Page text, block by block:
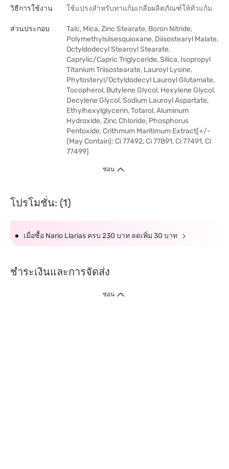
วิธีการใช้งาน ใช้แปรงสำหรับทาแก้มเกลี่ยผลิตภัณฑ์ให้ทั่วแก้ม
ส่วนประกอบ
Talc, Mica, Zinc Stearate, Boron Nitride,
Polymethylsilsesquioxane, Diisostearyl Malate,
Octyldodecyl Stearoyl Stearate,
Caprylic/Capric Triglyceride, Silica, Isopropyl
Titanium Triisostearate, Lauroyl Lysine,
Phytosteryl/Octyldodecyl Lauroyl Glutamate,
Tocopherol, Butylene Glycol, Hexylene Glycol,
Decylene Glycol, Sodium Lauroyl Aspartate,
Ethylhexylglycerin, Totarol, Aluminum
Hydroxide, Zinc Chloride, Phosphorus
Pentoxide, Crithmum Maritimum Extract[+/-
(May Contain): Ci 77492, Ci 77891, Ci 77491, Ci
77499]
ซ่อน
โปรโมชั่น: (1)
เมื่อซื้อ Nario Llarias ครบ 230 บาท ลดเพิ่ม 30 บาท
ชำระเงินและการจัดส่ง
ซ่อน